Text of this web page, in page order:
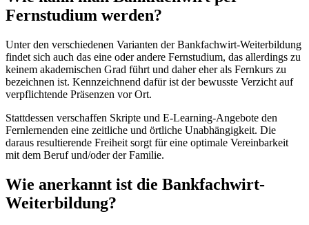
Fernstudium werden?
Unter den verschiedenen Varianten der Bankfachwirt-Weiterbildung
findet sich auch das eine oder andere Fernstudium, das allerdings zu
keinem akademischen Grad führt und daher eher als Fernkurs zu
bezeichnen ist. Kennzeichnend dafür ist der bewusste Verzicht auf
verpflichtende Präsenzen vor Ort.
Stattdessen verschaffen Skripte und E-Learning-Angebote den
Fernlernenden eine zeitliche und örtliche Unabhängigkeit. Die
daraus resultierende Freiheit sorgt für eine optimale Vereinbarkeit
mit dem Beruf und/oder der Familie.
Wie anerkannt ist die Bankfachwirt-
Weiterbildung?